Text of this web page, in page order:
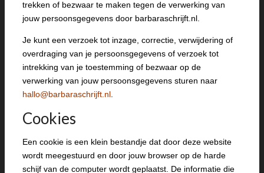
trekken of bezwaar te maken tegen de verwerking van
jouw persoonsgegevens door barbaraschrijft.nl.
Je kunt een verzoek tot inzage, correctie, verwijdering of
overdraging van je persoonsgegevens of verzoek tot
intrekking van je toestemming of bezwaar op de
verwerking van jouw persoonsgegevens sturen naar
hallo@barbaraschrijft.nl
Cookies
Een cookie is een klein bestandje dat door deze website
wordt meegestuurd en door jouw browser op de harde
schijf van de computer wordt geplaatst. De informatie die